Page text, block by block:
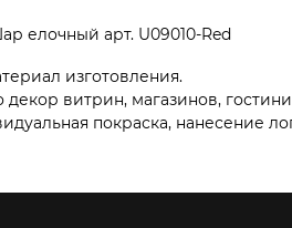
елочный арт. U09010-Red
изготовления.
декор витрин, магазинов,
покраска, нанесение